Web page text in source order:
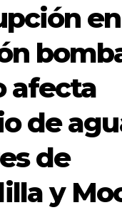
en
afecta
de
de
y